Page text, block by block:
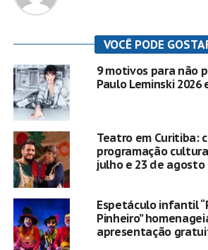
VOCÊ PODE
9 motivos para não
Paulo Leminski 2026
Teatro em Curitiba:
programação
julho e 23 de agosto
Espetáculo infantil
Pinheiro”
apresentação